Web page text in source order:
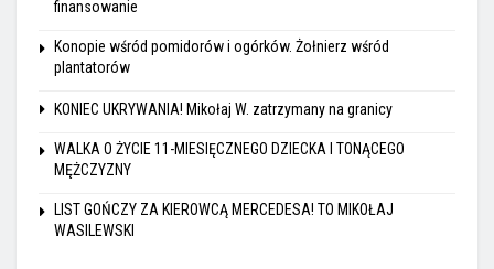
finansowanie
Konopie wśród pomidorów i ogórków. Żołnierz wśród
plantatorów
KONIEC UKRYWANIA! Mikołaj W. zatrzymany na granicy
WALKA O ŻYCIE 11-MIESIĘCZNEGO DZIECKA I TONĄCEGO
MĘŻCZYZNY
LIST GOŃCZY ZA KIEROWCĄ MERCEDESA! TO MIKOŁAJ
WASILEWSKI